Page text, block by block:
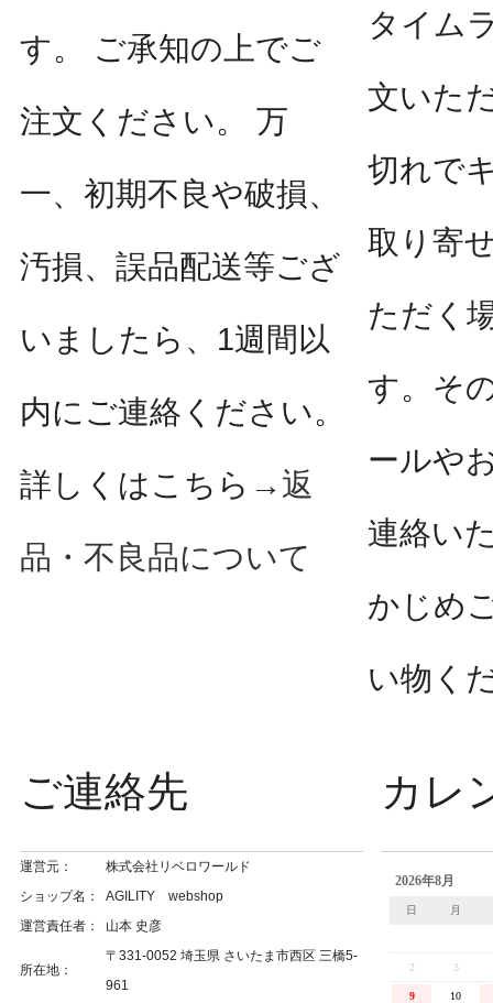
す。 ご承知の上でご
注文ください。 万
一、初期不良や破損、
汚損、誤品配送等ござ
いましたら、1週間以
内にご連絡ください。
詳しくはこちら→ 返
品・不良品について
タイム
文いた
切れで
取り寄
ただく
す。そ
ールや
連絡い
かじめ
い物く
ご連絡先
運営元：
株式会社リベロワールド
ショップ名：
AGILITY webshop
運営責任者：
山本 史彦
所在地：
〒331-0052 埼玉県 さいたま市西区 三橋5-
961
カレ